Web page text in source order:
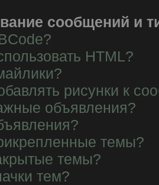
сообщений и
HTML?
рисунки к
объявления?
темы?
темы?
тем?